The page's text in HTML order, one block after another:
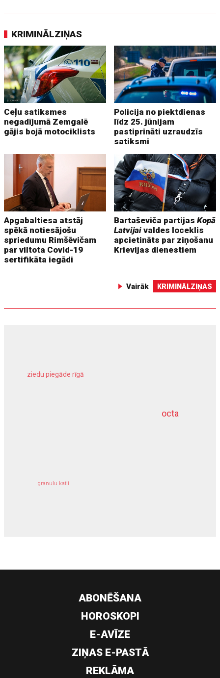
KRIMINĀLZIŅAS
Ceļu satiksmes
negadījumā Zemgalē
gājis bojā motociklists
Policija no piektdienas
līdz 25. jūnijam
pastiprināti uzraudzīs
satiksmi
Apgabaltiesa atstāj
spēkā notiesājošu
spriedumu Rimšēvičam
par viltota Covid-19
sertifikāta iegādi
Bartaševiča partijasKopā
Latvijai valdes loceklis
apcietināts par ziņošanu
Krievijas dienestiem
Vairāk KRIMINĀLZIŅAS
octa
ziedu piegāde rīgā
granulu katli
dziļurbums
ABONĒŠANA
HOROSKOPI
E-AVĪZE
ZIŅAS E-PASTĀ
REKLĀMA